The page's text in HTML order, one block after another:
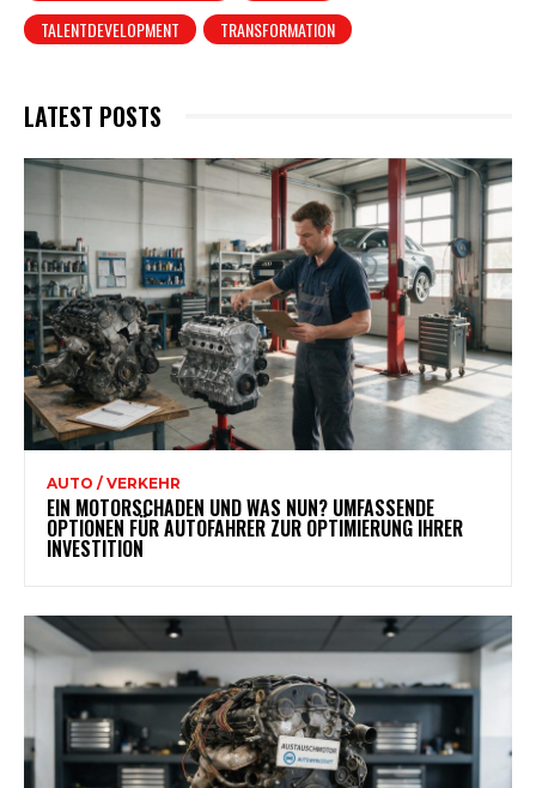
TALENTDEVELOPMENT
TRANSFORMATION
LATEST POSTS
AUTO / VERKEHR
EIN MOTORSCHADEN UND WAS NUN? UMFASSENDE
OPTIONEN FÜR AUTOFAHRER ZUR OPTIMIERUNG IHRER
INVESTITION